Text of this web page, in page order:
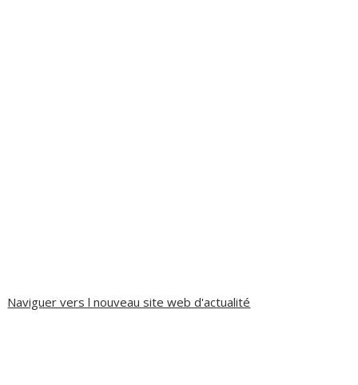
Naviguer vers l nouveau site web d'actualité